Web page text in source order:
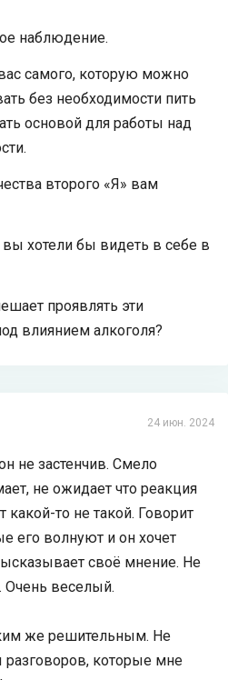
наблюдение.
самого, которую можно
без необходимости пить
основой для работы над
второго «Я» вам
вы хотели бы видеть в себе в
проявлять эти
влиянием алкоголя?
24 июн. 2024
не застенчив. Смело
не ожидает что реакция
какой-то не такой. Говорит
его волнуют и он хочет
своё мнение. Не
Очень веселый.
же решительным. Не
разговоров, которые мне